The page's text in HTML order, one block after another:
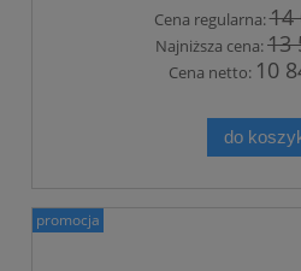
Cena regularna:14
Najniższa cena:13
Cena netto: 10
do
promocja